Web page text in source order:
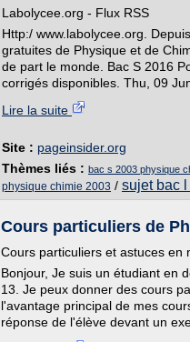
Labolycee.org - Flux RSS
Http:/ www.labolycee.org.
gratuites de Physique et de
de part le monde. Bac S 2016
corrigés disponibles. Thu, 09
Lire la suite
Site : pageinsider.org
Thèmes liés : bac s 2003 physique
physique chimie 2003 / sujet bac
Cours particuliers de
Cours particuliers et astuces en
Bonjour, Je suis un étudiant en
13. Je peux donner des cours
l'avantage principal de mes
réponse de l'élève devant un